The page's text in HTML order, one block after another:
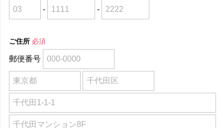
- -
ご住所 必須
郵便番号